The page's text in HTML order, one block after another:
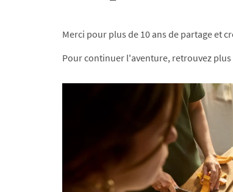
Merci pour plus de 10 ans de partage et
Pour continuer l'aventure, retrouvez